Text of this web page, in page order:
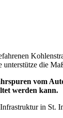
die
vom
werden kann.
in St.